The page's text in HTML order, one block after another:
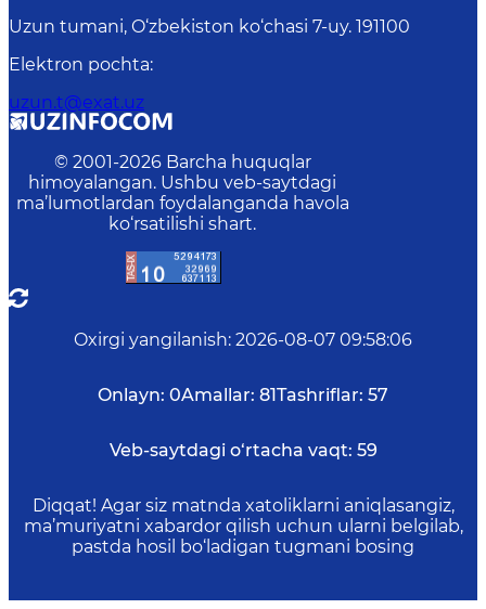
Uzun tumani, O‘zbekiston ko‘chasi 7-uy. 191100
Elektron pochta:
uzun.t@exat.uz
© 2001-2026 Barcha huquqlar
himoyalangan. Ushbu veb-saytdagi
ma’lumotlardan foydalanganda havola
ko‘rsatilishi shart.
Oxirgi yangilanish: 2026-08-07 09:58:06
Onlayn: 0Amallar: 81Tashriflar: 57
Veb-saytdagi o‘rtacha vaqt: 59
Diqqat! Agar siz matnda xatoliklarni aniqlasangiz,
ma’muriyatni xabardor qilish uchun ularni belgilab,
pastda hosil bo‘ladigan tugmani bosing